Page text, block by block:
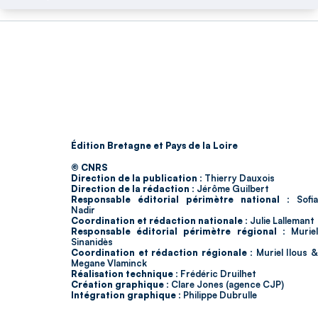
Édition Bretagne et Pays de la Loire
© CNRS
Direction de la publication : Thierry Dauxois
Direction de la rédaction : Jérôme Guilbert
Responsable éditorial périmètre national : Sofia
Nadir
Coordination et rédaction nationale : Julie Lallemant
Responsable éditorial périmètre régional : Muriel
Sinanidès
Coordination et rédaction régionale : Muriel Ilous &
Megane Vlaminck
Réalisation technique : Frédéric Druilhet
Création graphique : Clare Jones (agence CJP)
Intégration graphique : Philippe Dubrulle